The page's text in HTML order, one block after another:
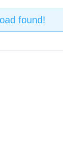
found!